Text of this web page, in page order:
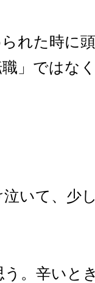
れた時に
」ではな
いて、少
。辛いと